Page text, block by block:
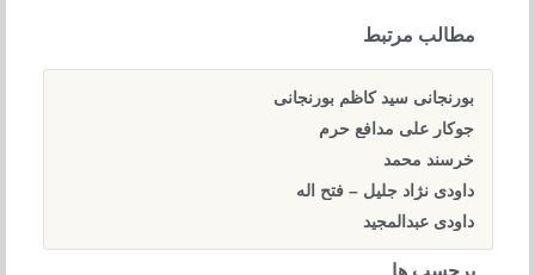
مطالب مرتبط
بورنجانی سید کاظم بورنجانی
جوکار علی مدافع حرم
خرسند محمد
داودی نژاد جلیل – فتح اله
داودی عبدالمجید